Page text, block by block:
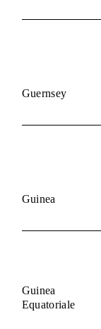
Guernsey
Guinea
Guinea
Equatoriale